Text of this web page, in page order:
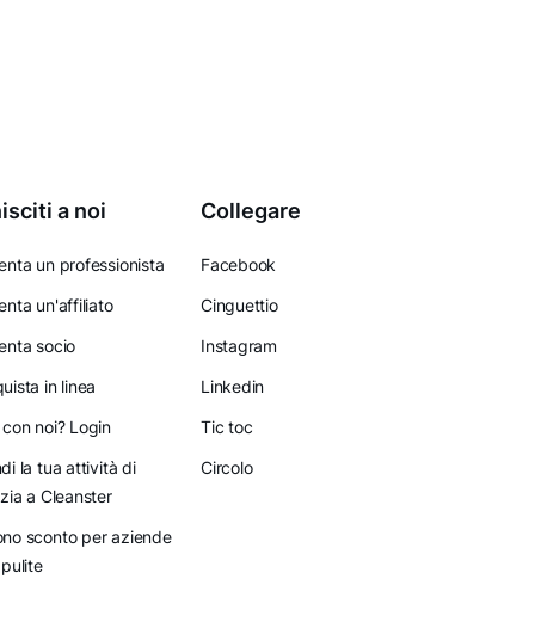
a noi
un professionista
un'affiliato
socio
in linea
con noi? Login
la tua attività di
a Cleanster
sconto per aziende
Collegare
Facebook
Cinguettio
Instagram
Linkedin
Tic toc
Circolo